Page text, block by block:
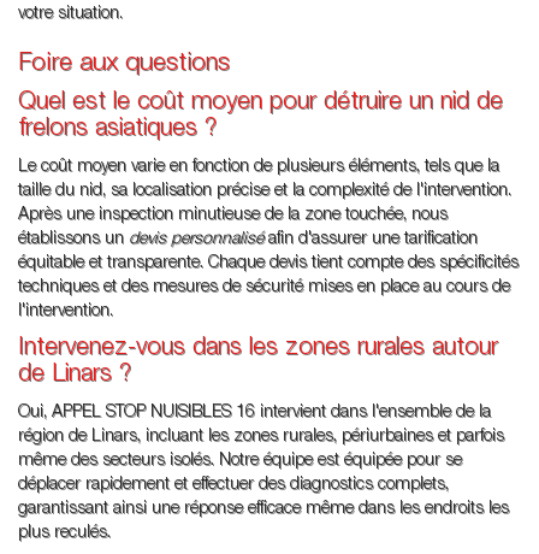
votre situation.
Foire aux questions
Quel est le coût moyen pour détruire un nid de
frelons asiatiques ?
Le coût moyen varie en fonction de plusieurs éléments, tels que la
taille du nid, sa localisation précise et la complexité de l'intervention.
Après une inspection minutieuse de la zone touchée, nous
établissons un devis personnaliséafin d'assurer une tarification
équitable et transparente. Chaque devis tient compte des spécificités
techniques et des mesures de sécurité mises en place au cours de
l'intervention.
Intervenez-vous dans les zones rurales autour
de Linars ?
Oui, APPEL STOP NUISIBLES 16 intervient dans l'ensemble de la
région de Linars, incluant les zones rurales, périurbaines et parfois
même des secteurs isolés. Notre équipe est équipée pour se
déplacer rapidement et effectuer des diagnostics complets,
garantissant ainsi une réponse efficace même dans les endroits les
plus reculés.